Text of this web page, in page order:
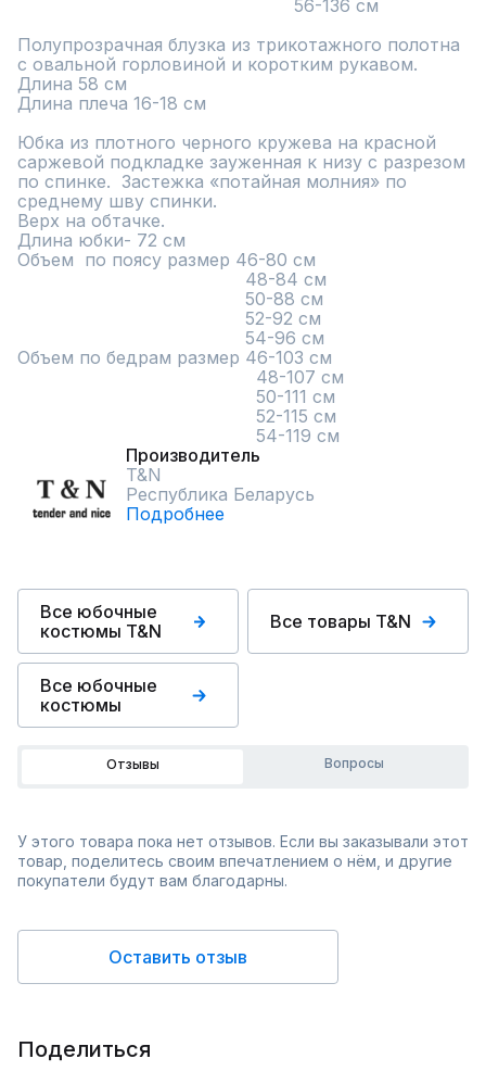
Полупрозрачная блузка из трикотажного полотна
с овальной горловиной и коротким рукавом.
Длина 58 см
Длина плеча 16-18 см
Юбка из плотного черного кружева на красной
саржевой подкладке зауженная к низу с разрезом
по спинке.  Застежка «потайная молния» по
среднему шву спинки.
Верх на обтачке.
Длина юбки- 72 см
Объем  по поясу размер 46-80 см
Объем по бедрам размер 46-103 см
                                            54-119 см
Производитель
T&N
Республика Беларусь
Подробнее
Все юбочные
костюмы T&N
Все товары T&N
Все юбочные
костюмы
Отзывы Вопросы
У этого товара пока нет отзывов. Если вы заказывали этот
товар, поделитесь своим впечатлением о нём, и другие
покупатели будут вам благодарны.
Оставить отзыв
Поделиться